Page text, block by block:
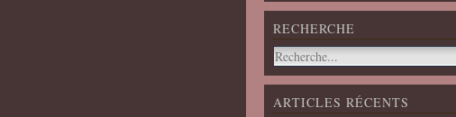
RECHERCHE
ARTICLES RÉCENTS